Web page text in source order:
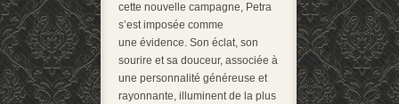
cette nouvelle campagne, Petra
s’est imposée comme
une évidence. Son éclat, son
sourire et sa douceur, associée à
une personnalité généreuse et
rayonnante, illuminent de la plus